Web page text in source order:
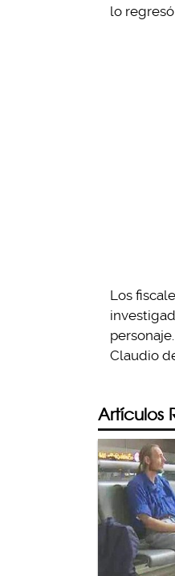
lo
Los
Claudio
Artículos